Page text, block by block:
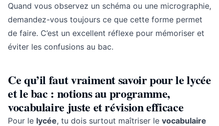
Quand vous observez un schéma ou une micrographie,
demandez-vous toujours ce que cette forme permet
de faire. C’est un excellent réflexe pour mémoriser et
éviter les confusions au bac.
Ce qu’il faut vraiment savoir pour le lycée
et le bac : notions au programme,
vocabulaire juste et révision efficace
Pour le lycée, tu dois surtout maîtriser le vocabulaire